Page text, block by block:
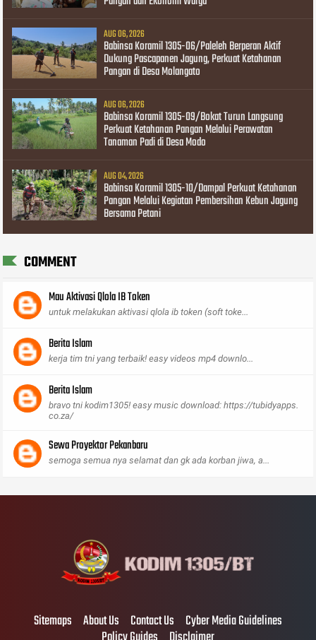
AUG 06, 2026
Babinsa Koramil 1305-06/Paleleh Berperan Aktif
Dukung Pascapanen Jagung, Perkuat Ketahanan
Pangan di Desa Molangato
AUG 06, 2026
Babinsa Koramil 1305-09/Bokat Turun Langsung
Perkuat Ketahanan Pangan Melalui Perawatan
Tanaman Padi di Desa Modo
AUG 04, 2026
Babinsa Koramil 1305-10/Dampal Perkuat Ketahanan
Pangan Melalui Kegiatan Pembersihan Kebun Jagung
Bersama Petani
COMMENT
Mau Aktivasi Qlola IB Token
untuk melakukan aktivasi qlola ib token (soft toke...
Berita Islam
kerja tim tni yang terbaik! easy videos mp4 downlo...
Berita Islam
bravo tni kodim1305! easy music download: https://tubidyapps.
co.za/
Sewa Proyektor Pekanbaru
semoga semua nya selamat dan gk ada korban jiwa, a...
Sitemaps About Us Contact Us Cyber Media Guidelines